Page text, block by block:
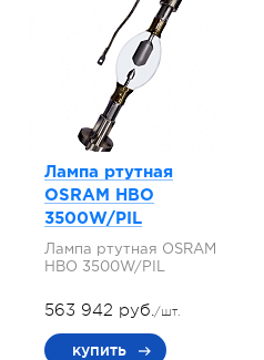
Лампа ртутная
OSRAM HBO
3500W/PIL
Лампа ртутная OSRAM
HBO 3500W/PIL
563 942 руб./шт.
купить